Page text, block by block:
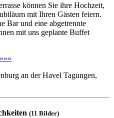
können Sie ihre Hochzeit,
mit Ihren Gästen feiern.
Bar und eine abgetrennte
mit uns geplante Buffet
(11 Bilder)